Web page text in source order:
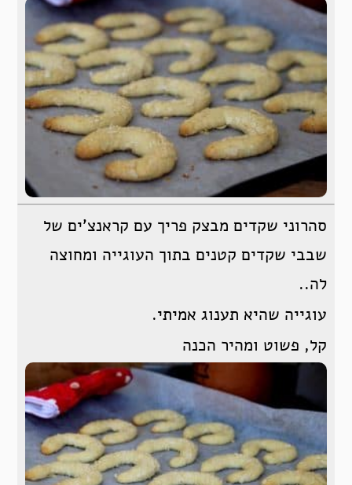
סהרוני שקדים מבצק פריך עם קראנצ’ים של
שבבי שקדים קטנים בתוך העוגייה ומחוצה
לה..
עוגייה שהיא תענוג אמיתי.
קל, פשוט ומהיר הכנה